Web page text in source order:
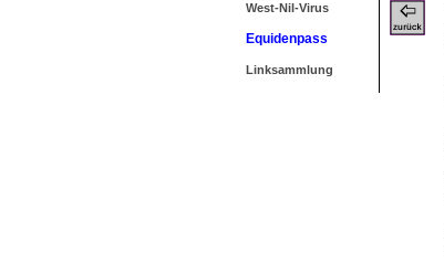
West-Nil-Virus
Equidenpass
Linksammlung